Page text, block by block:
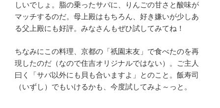
しいでしょ。脂の乗ったサバに、りんごの甘さと酸味が
マッチするのだ。母上殿はもちろん、好き嫌いが少しあ
る父上殿にも好評。みなさんもぜひ試してみてね！
ちなみにこの料理、京都の「祇園末友」で食べたのを再
現したのだ（なので住吉オリジナルではない）。ご主人
曰く「サバ以外にも貝も合いますよ」とのこと。飯寿司
（いずし）でもいけるかも、今度試してみよ～っと。